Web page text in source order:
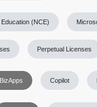
Copilot
(NCE)
Perpetual Licenses